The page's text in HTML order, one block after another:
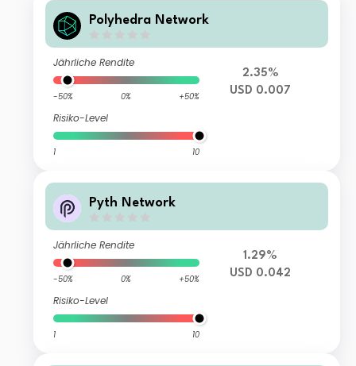
Polyhedra Network
Jährliche Rendite
-50% 0% +50%
Risiko-Level
1 10
2.35%
USD 0.007
Pyth Network
Jährliche Rendite
-50% 0% +50%
Risiko-Level
1 10
1.29%
USD 0.042